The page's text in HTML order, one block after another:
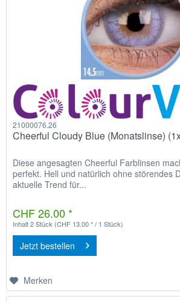
21000076.26
Cheerful Cloudy Blue (Monatslinse)
Diese angesagten Cheerful Farblinsen
perfekt. Hell und natürlich ohne störendes
aktuelle Trend für...
CHF 26.00 *
Inhalt2 Stück (CHF 13.00 * / 1 Stück)
Jetzt bestellen
Merken